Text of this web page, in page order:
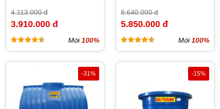
4.113.000 đ
3.910.000 đ
Mới100%
8.640.000 đ
5.850.000 đ
Mới100%
-31% -15%